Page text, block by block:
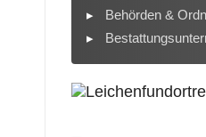
Behörden &